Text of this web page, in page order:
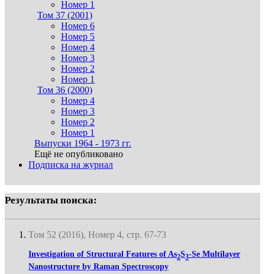
Номер 1
Том 37 (2001)
Номер 6
Номер 5
Номер 4
Номер 3
Номер 2
Номер 1
Том 36 (2000)
Номер 4
Номер 3
Номер 2
Номер 1
Выпуски 1964 - 1973 гг.
Ещё не опубликовано
Подписка на журнал
Результаты поиска:
Том 52 (2016), Номер 4, стр. 67-73
Investigation of Structural Features of As2S3-Se Multilayer
Nanostructure by Raman Spectroscopy